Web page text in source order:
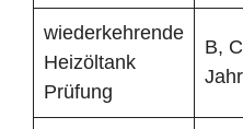
wiederkehrende
Heizöltank
Prüfung
B,